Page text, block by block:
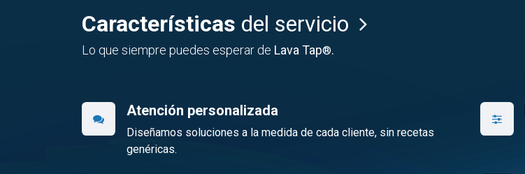
Características del servicio
Lo que siempre puedes esperar de Lava Tap®.
Atención personalizada
Diseñamos soluciones a la medida de cada cliente, sin recetas
genéricas.